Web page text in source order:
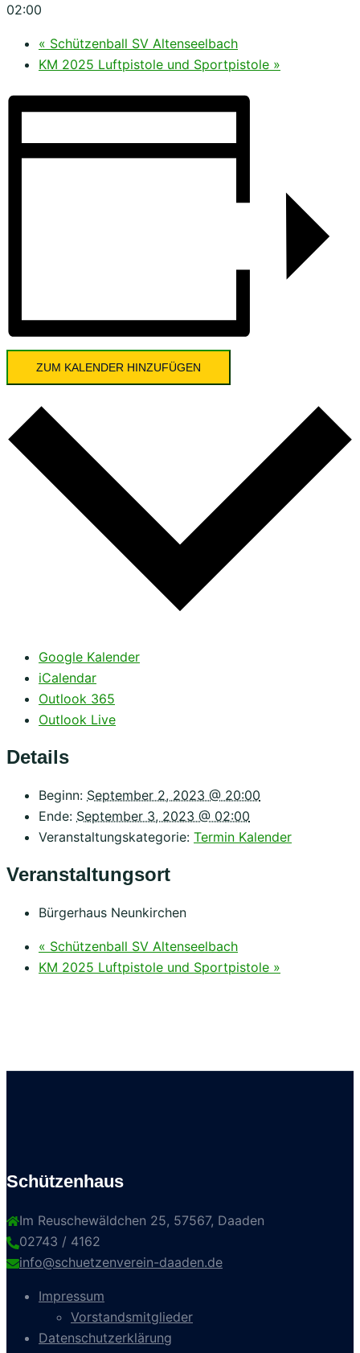
02:00
« Schützenball SV Altenseelbach
KM 2025 Luftpistole und Sportpistole »
ZUM KALENDER HINZUFÜGEN
Google Kalender
iCalendar
Outlook 365
Outlook Live
Details
Beginn: September 2, 2023 @ 20:00
Ende: September 3, 2023 @ 02:00
Veranstaltungskategorie: Termin Kalender
Veranstaltungsort
Bürgerhaus Neunkirchen
« Schützenball SV Altenseelbach
KM 2025 Luftpistole und Sportpistole »
Schützenhaus
Im Reuschewäldchen 25, 57567, Daaden
02743 / 4162
info@schuetzenverein-daaden.de
Impressum
Vorstandsmitglieder
Datenschutzerklärung